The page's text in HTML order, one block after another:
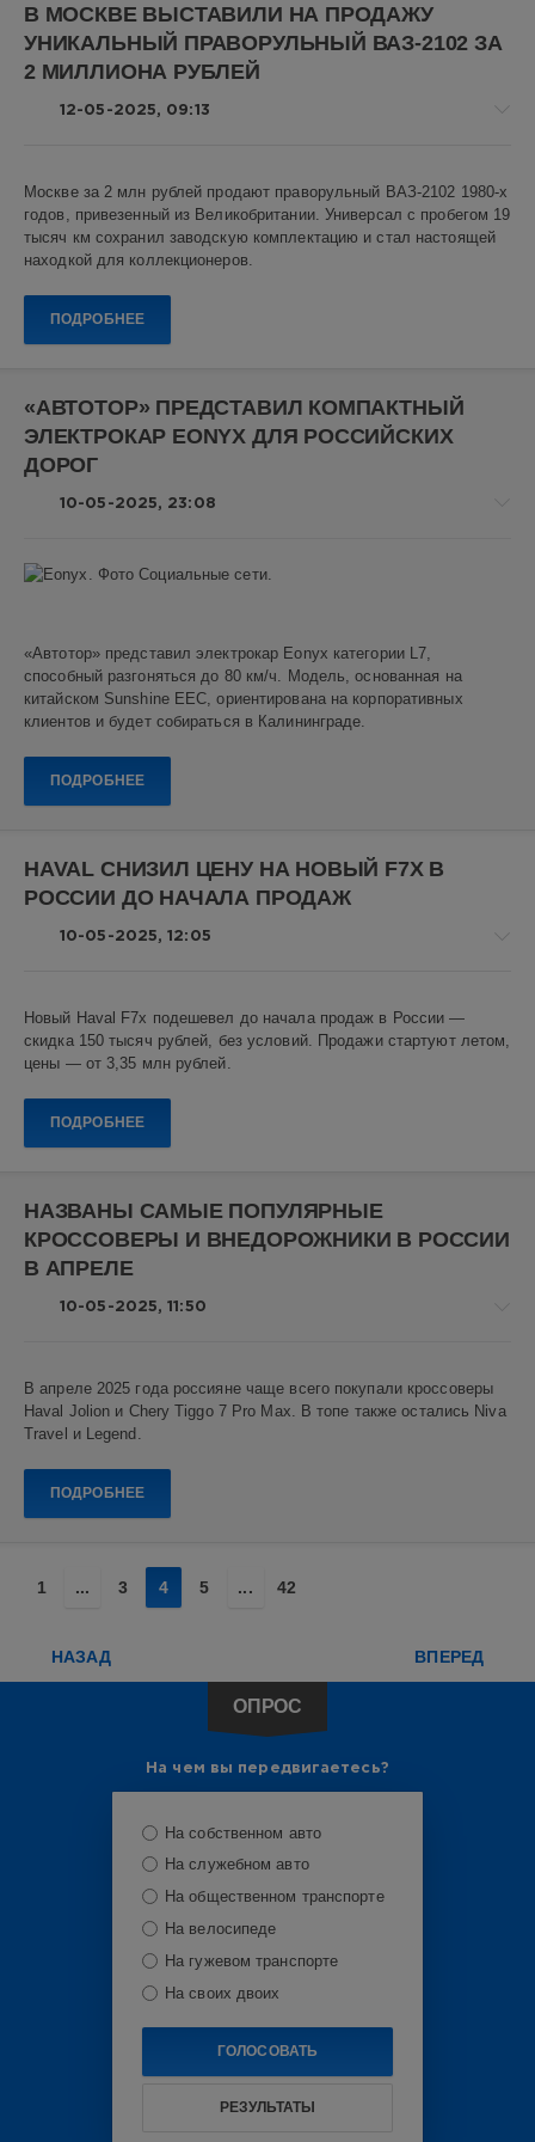
Sport,
АВТОВАЗ,
отзывная
отзыв
российский
автопром
В МОСКВЕ ВЫСТАВИЛИ НА ПРОДАЖУ
УНИКАЛЬНЫЙ ПРАВОРУЛЬНЫЙ ВАЗ-2102 ЗА
2 МИЛЛИОНА РУБЛЕЙ
12-05-2025, 09:13
Алекс
Новикович
0
авто,
советский
автопром
автомобиль,
автомобили,
Жигули
Москве за 2 млн рублей продают праворульный ВАЗ-2102 1980-х
годов, привезенный из Великобритании. Универсал с пробегом 19
тысяч км сохранил заводскую комплектацию и стал настоящей
находкой для коллекционеров.
ПОДРОБНЕЕ
«АВТОТОР» ПРЕДСТАВИЛ КОМПАКТНЫЙ
ЭЛЕКТРОКАР EONYX ДЛЯ РОССИЙСКИХ
ДОРОГ
10-05-2025, 23:08
Авто
Новикович
26
0
Eonyx,
Автотор,
Электромобиль
Квадрицикл,
Электротранспорт,
Sunshine
«Автотор» представил электрокар Eonyx категории L7,
способный разгоняться до 80 км/ч. Модель, основанная на
китайском Sunshine EEC, ориентирована на корпоративных
клиентов и будет собираться в Калининграде.
ПОДРОБНЕЕ
HAVAL СНИЗИЛ ЦЕНУ НА НОВЫЙ F7X В
РОССИИ ДО НАЧАЛА ПРОДАЖ
10-05-2025, 12:05
Авто
новости
Алекс
8
0
Haval
F7x,
кроссоверы
автомобили
Новый Haval F7x подешевел до начала продаж в России —
скидка 150 тысяч рублей, без условий. Продажи стартуют летом,
цены — от 3,35 млн рублей.
ПОДРОБНЕЕ
НАЗВАНЫ САМЫЕ ПОПУЛЯРНЫЕ
КРОССОВЕРЫ И ВНЕДОРОЖНИКИ В РОССИИ
В АПРЕЛЕ
10-05-2025, 11:50
новости
Алекс
2
0
SUV
кроссоверы,
Haval,
Chery,
В апреле 2025 года россияне чаще всего покупали кроссоверы
Haval Jolion и Chery Tiggo 7 Pro Max. В топе также остались Niva
Travel и Legend.
ПОДРОБНЕЕ
1 ... 3 4 5 ... 42
НАЗАД ВПЕРЕД
ОПРОС
На чем вы передвигаетесь?
На собственном авто
На служебном авто
На общественном транспорте
На велосипеде
На гужевом транспорте
На своих двоих
ГОЛОСОВАТЬ
РЕЗУЛЬТАТЫ